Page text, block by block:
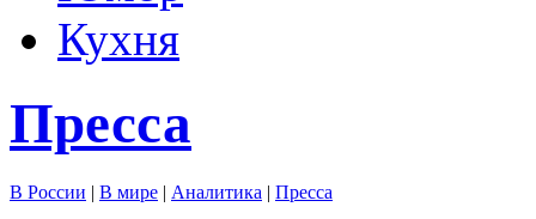
Кухня
Пресса
В России | В мире | Аналитика | Пресса